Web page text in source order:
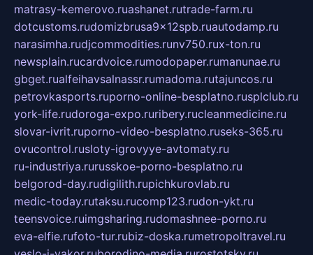
matrasy-kemerovo.ruashanet.rutrade-farm.ru
dotcustoms.rudomizbrusa9x12spb.ruautodamp.ru
narasimha.rudjcommodities.runv750.rux-ton.ru
newsplain.rucardvoice.rumodopaper.rumanunae.ru
gbget.rualfeihavsalnassr.rumadoma.rutajuncos.ru
petrovkasports.ruporno-online-besplatno.rusplclub.ru
york-life.rudoroga-expo.ruribery.rucleanmedicine.ru
slovar-ivrit.ruporno-video-besplatno.ruseks-365.ru
ovucontrol.rusloty-igrovyye-avtomaty.ru
ru-industriya.rurusskoe-porno-besplatno.ru
belgorod-day.rudigilith.rupichkurovlab.ru
medic-today.rutaksu.rucomp123.rudon-ykt.ru
teensvoice.ruimgsharing.rudomashnee-porno.ru
eva-elfie.rufoto-tur.rubiz-doska.rumetropoltravel.ru